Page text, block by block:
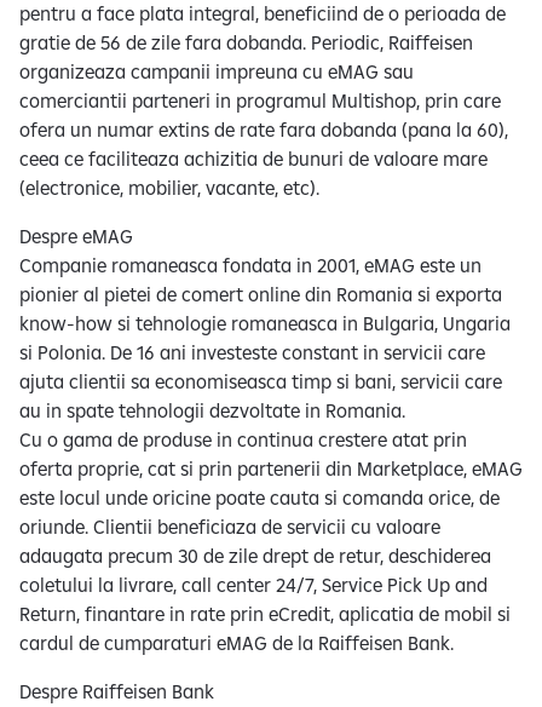
pentru a face plata integral, beneficiind de o perioada de
gratie de 56 de zile fara dobanda. Periodic, Raiffeisen
organizeaza campanii impreuna cu eMAG sau
comerciantii parteneri in programul Multishop, prin care
ofera un numar extins de rate fara dobanda (pana la 60),
ceea ce faciliteaza achizitia de bunuri de valoare mare
(electronice, mobilier, vacante, etc).
Despre eMAG
Companie romaneasca fondata in 2001, eMAG este un
pionier al pietei de comert online din Romania si exporta
know-how si tehnologie romaneasca in Bulgaria, Ungaria
si Polonia. De 16 ani investeste constant in servicii care
ajuta clientii sa economiseasca timp si bani, servicii care
au in spate tehnologii dezvoltate in Romania.
Cu o gama de produse in continua crestere atat prin
oferta proprie, cat si prin partenerii din Marketplace, eMAG
este locul unde oricine poate cauta si comanda orice, de
oriunde. Clientii beneficiaza de servicii cu valoare
adaugata precum 30 de zile drept de retur, deschiderea
coletului la livrare, call center 24/7, Service Pick Up and
Return, finantare in rate prin eCredit, aplicatia de mobil si
cardul de cumparaturi eMAG de la Raiffeisen Bank.
Despre Raiffeisen Bank